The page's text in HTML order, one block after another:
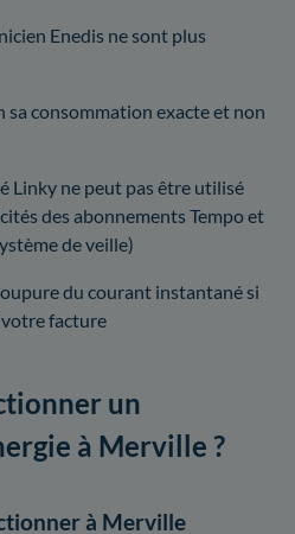
Enedis ne sont plus
consommation exacte et non
Linky ne peut pas être utilisé
des abonnements Tempo et
de veille)
du courant instantané si
votre facture
un
à Merville ?
à Merville